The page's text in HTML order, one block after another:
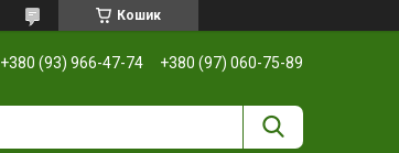
Кошик
+380 (93) 966-47-74 +380 (97) 060-75-89